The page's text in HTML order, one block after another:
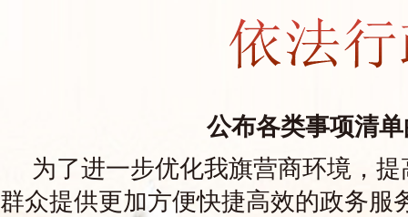
公布各类事项清
为了进一步优化我旗营商环境，
群众提供更加方便快捷高效的政务服